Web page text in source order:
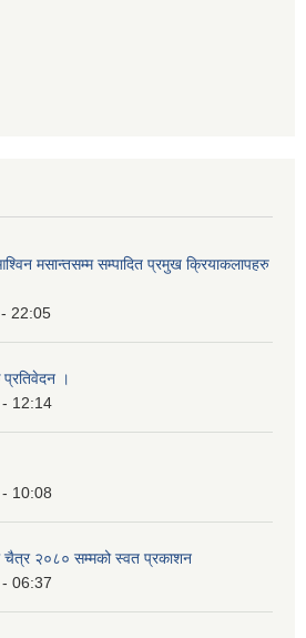
मसान्तसम्म सम्पादित प्रमुख क्रियाकलापहरु
22:05
।
12:14
10:08
चैत्र २०८० सम्मको स्वत प्रकाशन
06:37